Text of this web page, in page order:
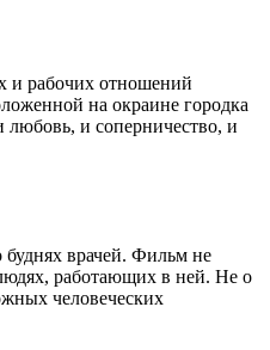
и рабочих отношений
на окраине городка
любовь, и соперничество, и
буднях врачей. Фильм не
работающих в ней. Не о
человеческих